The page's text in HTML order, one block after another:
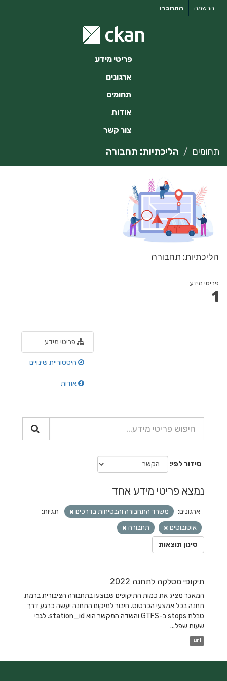
התחברו הרשמה
פריטי מידע
ארגונים
תחומים
אודות
צור קשר
תחומים הליכתיות: תחבורה
הליכתיות: תחבורה
פריטי מידע
1
פריטי מידע
היסטוריית שינויים
אודות
סידור לפי
נמצא פריטי מידע אחד
ארגונים: משרד התחבורה והבטיחות בדרכים
תגיות:
אוטובוסים
תחבורה
סינון תוצאות
תיקופי מסלקה לתחנה 2022
המאגר מציג את כמות התיקופים שבוצעו בתחבורה הציבורית ברמת
תחנה בכל אמצעי הכרטוס. חיבור למיקום התחנה יעשה כרגע דרך
טבלת stops ב-GTFS והשדה המקשר הוא station_id. לגבי
שעות שפל...
url